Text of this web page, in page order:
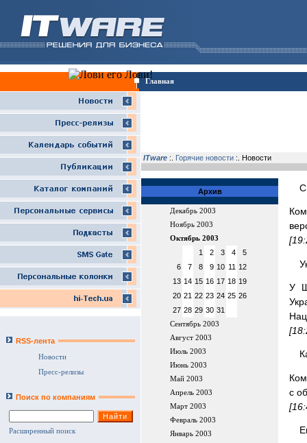
Главная
RSS-лента
Новости
Пресс-релизы
Поиск по компаниям
Расширенный поиск
ITware :. Горячие новости :. Новости
Архив
Декабрь 2003
Ноябрь 2003
Октябрь 2003
1 2 3 4
5
6
7 8 9 10 11 12
13 14 15 16 17 18 19
20 21 22 23 24 25 26
27 28 29 30 31
Сентябрь 2003
Август 2003
Июль 2003
Июнь 2003
Май 2003
Апрель 2003
Март 2003
Февраль 2003
Январь 2003
У
с